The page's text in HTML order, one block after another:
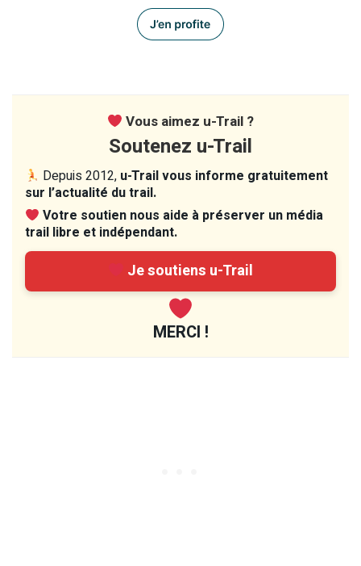
Vous aimez u-Trail ?
Soutenez u-Trail
Depuis 2012, u-Trail vous informe gratuitement
sur l’actualité du trail.
Votre soutien nous aide à préserver un média
trail libre et indépendant.
Je soutiens u-Trail
MERCI !